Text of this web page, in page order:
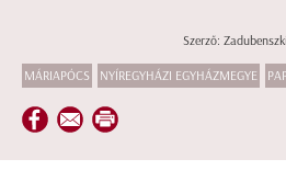
Szerző:
MÁRIAPÓCS NYÍREGYHÁZI EGYHÁZMEGYE